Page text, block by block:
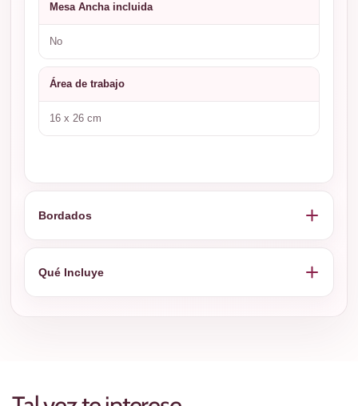
Mesa Ancha incluida
No
Área de trabajo
16 x 26 cm
Bordados
Qué Incluye